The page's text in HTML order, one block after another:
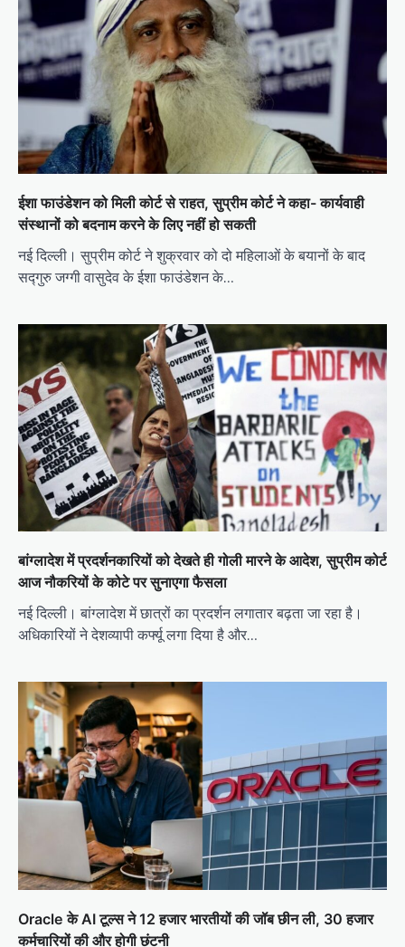
ईशा फाउंडेशन को मिली कोर्ट से राहत, सुप्रीम कोर्ट ने कहा- कार्यवाही
संस्थानों को बदनाम करने के लिए नहीं हो सकती
नई दिल्ली। सुप्रीम कोर्ट ने शुक्रवार को दो महिलाओं के बयानों के बाद
सद्गुरु जग्गी वासुदेव के ईशा फाउंडेशन के…
बांग्लादेश में प्रदर्शनकारियों को देखते ही गोली मारने के आदेश, सुप्रीम कोर्ट
आज नौकरियों के कोटे पर सुनाएगा फैसला
नई दिल्ली। बांग्लादेश में छात्रों का प्रदर्शन लगातार बढ़ता जा रहा है।
अधिकारियों ने देशव्यापी कर्फ्यू लगा दिया है और…
Oracle के AI टूल्स ने 12 हजार भारतीयों की जॉब छीन ली, 30 हजार
कर्मचारियों की और होगी छंटनी